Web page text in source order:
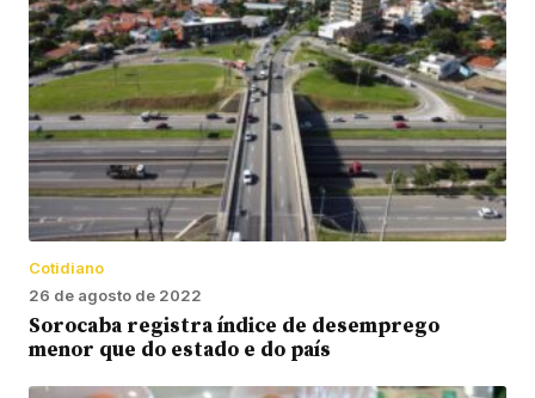
Cotidiano
26 de agosto de 2022
Sorocaba registra índice de desemprego
menor que do estado e do país